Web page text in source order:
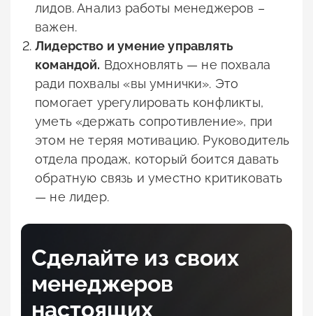
лидов. Анализ работы менеджеров –
важен.
Лидерство и умение управлять
командой. Вдохновлять — не похвала
ради похвалы «вы умнички». Это
помогает урегулировать конфликты,
уметь «держать сопротивление», при
этом не теряя мотивацию. Руководитель
отдела продаж, который боится давать
обратную связь и уместно критиковать
— не лидер.
Сделайте из своих
менеджеров
настоящих